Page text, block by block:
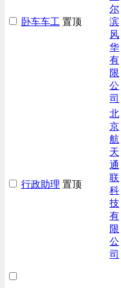
卧车车工 置顶
尔
滨
风
华
有
限
公
司
行政助理 置顶
北
京
航
天
通
联
科
技
有
限
公
司